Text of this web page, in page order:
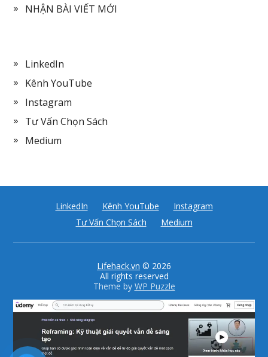
NHẬN BÀI VIẾT MỚI
LinkedIn
Kênh YouTube
Instagram
Tư Vấn Chọn Sách
Medium
LinkedIn Kênh YouTube
Instagram
Tư Vấn Chọn Sách
Medium
Lifehack.vn © 2026
All rights reserved
Theme by WP Puzzle